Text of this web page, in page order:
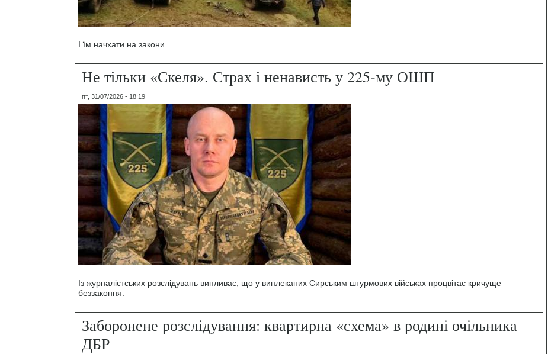
І їм начхати на закони.
Не тільки «Скеля». Страх і ненависть у 225-му ОШП
пт, 31/07/2026 - 18:19
Із журналістських розслідувань випливає, що у виплеканих Сирським штурмових військах процвітає кричуще
беззаконня.
Заборонене розслідування: квартирна «схема» в родині очільника
ДБР